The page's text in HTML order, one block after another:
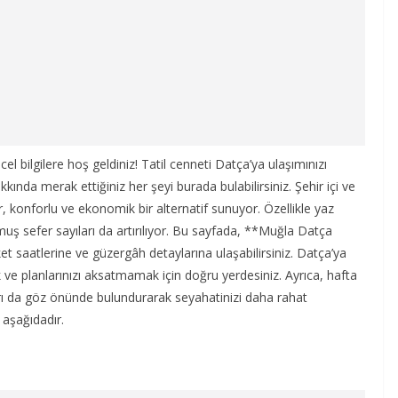
hoş geldiniz! Tatil cenneti Datça’ya ulaşımınızı
merak ettiğiniz her şeyi burada bulabilirsiniz. Şehir içi ve
konforlu ve ekonomik bir alternatif sunuyor. Özellikle yaz
sefer sayıları da artırılıyor. Bu sayfada, **Muğla Datça
ve güzergâh detaylarına ulaşabilirsiniz. Datça’ya
planlarınızı aksatmamak için doğru yerdesiniz. Ayrıca, hafta
da göz önünde bulundurarak seyahatinizi daha rahat